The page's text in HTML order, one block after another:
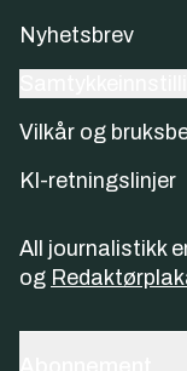
Nyhetsbrev
Vilkår og
KI-retningslinjer
All journalistikk
og